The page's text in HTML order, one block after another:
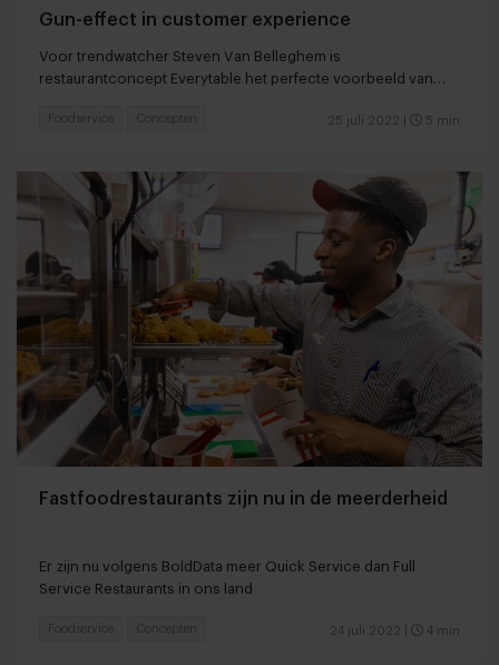
Gun-effect in customer experience
Voor trendwatcher Steven Van Belleghem is
restaurantconcept Everytable het perfecte voorbeeld van
25 juli 2022 5 min
Foodservice Concepten
Fastfoodrestaurants zijn nu in de meerderheid
Er zijn nu volgens BoldData meer Quick Service dan Full
Service Restaurants in ons land
24 juli 2022 4 min
Foodservice Concepten